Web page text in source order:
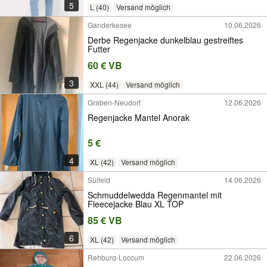
5 L (40) Versand möglich
3
Ganderkesee 10.06.2026
Derbe Regenjacke dunkelblau gestreiftes
Futter
60 € VB
XXL (44) Versand möglich
4
Graben-Neudorf 12.06.2026
Regenjacke Mantel Anorak
5 €
XL (42) Versand möglich
6
Sülfeld 14.06.2026
Schmuddelwedda Regenmantel mit
Fleecejacke Blau XL TOP
85 € VB
XL (42)
Versand möglich
Rehburg-Loccum
22.06.2026